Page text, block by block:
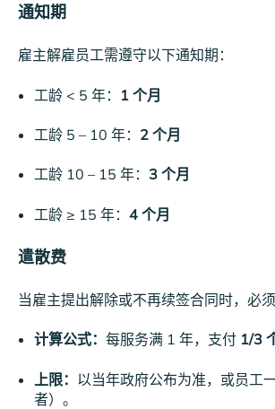
通知期
雇主解雇员工需遵守以下通知期：
工龄 < 5 年： 1 个月
工龄 5 – 10 年： 2 个月
工龄 10 – 15 年： 3 个月
工龄 ≥ 15 年： 4 个月
遣散费
当雇主提出解除或不再续签合同时，必须
计算公式： 每服务满 1 年，支付1/3
上限： 以当年政府公布为准，或员工
者）。